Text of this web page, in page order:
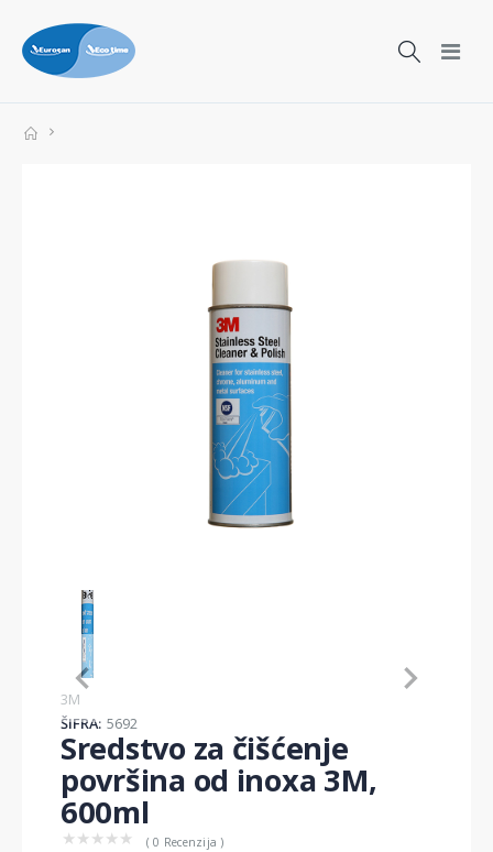
Item
1
of
1
3M
ŠIFRA: 5692
Sredstvo za čišćenje
površina od inoxa 3M,
600ml
★ ★ ★ ★ ★ ( 0 Recenzija )